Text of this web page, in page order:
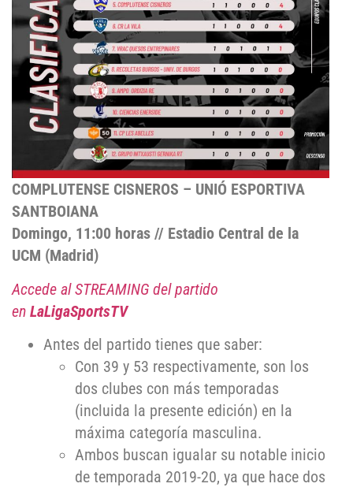
COMPLUTENSE CISNEROS – UNIÓ ESPORTIVA
SANTBOIANA
Domingo, 11:00 horas // Estadio Central de la
UCM (Madrid)
Accede al STREAMING del partido
en LaLigaSportsTV
Antes del partido tienes que saber:
Con 39 y 53 respectivamente, son los
dos clubes con más temporadas
(incluida la presente edición) en la
máxima categoría masculina.
Ambos buscan igualar su notable inicio
de temporada 2019-20, ya que hace dos